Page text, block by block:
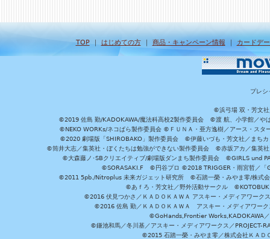
TOP｜ はじめての方｜ 商品・キャンペーン情報 ｜ カードデ
プレシ
©浜弓場 双・芳文社
©2019 佐島 勤/KADOKAWA/魔法科高校2製作委員会 ©渡 航、小学館／や
©NEKO WORKs/ネコぱら製作委員会 ©ＦＵＮＡ・亜方逸樹／アース・ス
©2020 劇場版「SHIROBAKO」製作委員会 ©伊藤いづも・芳文社／まち
©筒井大志／集英社・ぼくたちは勉強ができない製作委員会 ©赤坂アカ／集英
©大森藤ノ･SBクリエイティブ/劇場版ダンまち製作委員会 ©GIRLS und
©SORASAKI.F ©円谷プロ ©2018 TRIGGER・雨宮哲／
©2011 5pb./Nitroplus 未来ガジェット研究所 ©石踏一榮・みやま零/株式
©あｆろ・芳文社／野外活動サークル
©2016 伏見つかさ／ＫＡＤＯＫＡＷＡ アスキー・メディアワー
©2016 佐島 勤／ＫＡＤＯＫＡＷＡ アスキー・メディアワ
©GoHands,Frontier Works,KADOKAWA
©鎌池和馬／冬川基／アスキー・メディアワークス／
©2015 石踏一榮・みやま零／株式会社ＫＡＤ